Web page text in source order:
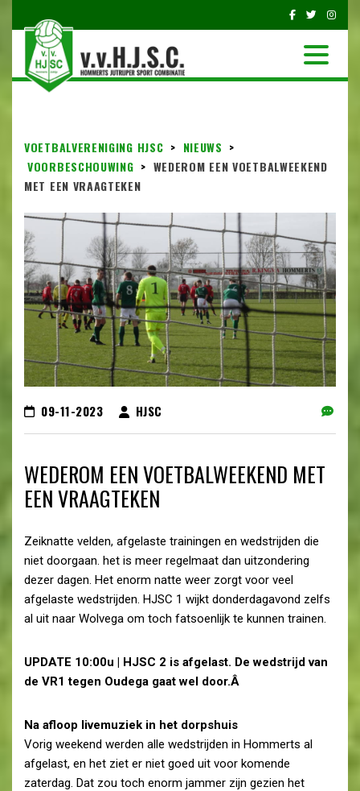
VOETBALVERENIGING HJSC > NIEUWS >
VOORBESCHOUWING > WEDEROM EEN VOETBALWEEKEND
MET EEN VRAAGTEKEN
09-11-2023 HJSC
WEDEROM EEN VOETBALWEEKEND MET
EEN VRAAGTEKEN
Zeiknatte velden, afgelaste trainingen en wedstrijden die
niet doorgaan. het is meer regelmaat dan uitzondering
dezer dagen. Het enorm natte weer zorgt voor veel
afgelaste wedstrijden. HJSC 1 wijkt donderdagavond zelfs
al uit naar Wolvega om toch fatsoenlijk te kunnen trainen.
UPDATE 10:00u | HJSC 2 is afgelast. De wedstrijd van
de VR1 tegen Oudega gaat wel door.Â
Na afloop livemuziek in het dorpshuis
Vorig weekend werden alle wedstrijden in Hommerts al
afgelast, en het ziet er niet goed uit voor komende
zaterdag. Dat zou toch enorm jammer zijn gezien het